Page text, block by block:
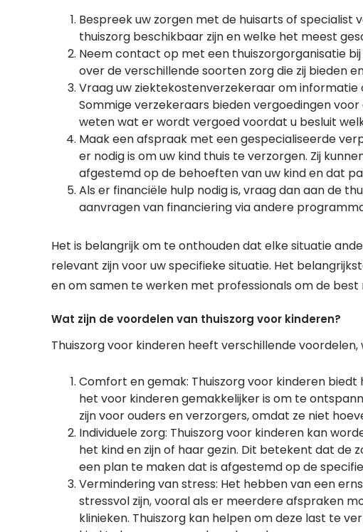
Bespreek uw zorgen met de huisarts of specialist
thuiszorg beschikbaar zijn en welke het meest
Neem contact op met een thuiszorgorganisatie
over de verschillende soorten zorg die zij bieden
Vraag uw ziektekostenverzekeraar om
Sommige verzekeraars bieden vergoedingen
weten wat er wordt vergoed voordat u besluit
Maak een afspraak met een gespecialiseerde
er nodig is om uw kind thuis te verzorgen. Zij
afgestemd op de behoeften van uw kind en dat
Als er financiële hulp nodig is, vraag dan aan de
aanvragen van financiering via andere
Het is belangrijk om te onthouden dat elke situatie
relevant zijn voor uw specifieke situatie. Het
en om samen te werken met professionals om de best
Wat zijn de voordelen van thuiszorg voor kinderen?
Thuiszorg voor kinderen heeft verschillende voordelen,
Comfort en gemak: Thuiszorg voor kinderen
het voor kinderen gemakkelijker is om te
zijn voor ouders en verzorgers, omdat ze niet
Individuele zorg: Thuiszorg voor kinderen kan
het kind en zijn of haar gezin. Dit betekent dat
een plan te maken dat is afgestemd op de
Vermindering van stress: Het hebben van een
stressvol zijn, vooral als er meerdere afspraken
klinieken. Thuiszorg kan helpen om deze last te